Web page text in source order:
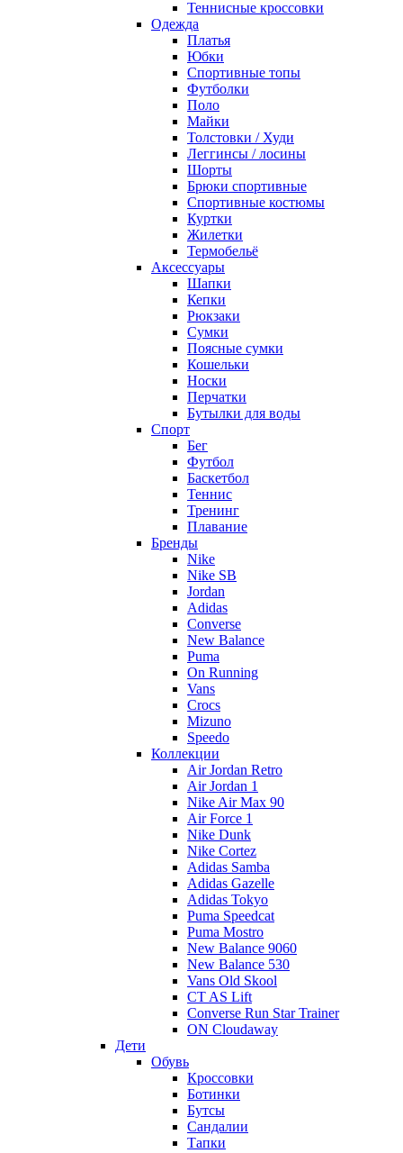
Теннисные кроссовки
Одежда
Платья
Юбки
Спортивные топы
Футболки
Поло
Майки
Толстовки / Худи
Леггинсы / лосины
Шорты
Брюки спортивные
Спортивные костюмы
Куртки
Жилетки
Термобельё
Аксессуары
Шапки
Кепки
Рюкзаки
Сумки
Поясные сумки
Кошельки
Носки
Перчатки
Бутылки для воды
Спорт
Бег
Футбол
Баскетбол
Теннис
Тренинг
Плавание
Бренды
Nike
Nike SB
Jordan
Adidas
Converse
New Balance
Puma
On Running
Vans
Crocs
Mizuno
Speedo
Коллекции
Air Jordan Retro
Air Jordan 1
Nike Air Max 90
Air Force 1
Nike Dunk
Nike Cortez
Adidas Samba
Adidas Gazelle
Adidas Tokyo
Puma Speedcat
Puma Mostro
New Balance 9060
New Balance 530
Vans Old Skool
CT AS Lift
Converse Run Star Trainer
ON Cloudaway
Дети
Обувь
Кроссовки
Ботинки
Бутсы
Сандалии
Тапки